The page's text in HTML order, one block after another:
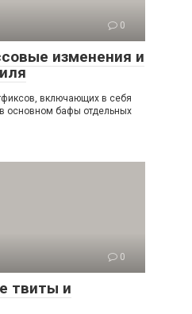
0
изменения и
включающих в себя
основном бафы отдельных
0
твиты и